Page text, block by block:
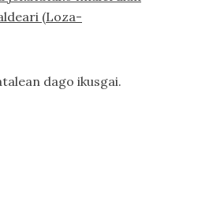
(Loza-
dago ikusgai.